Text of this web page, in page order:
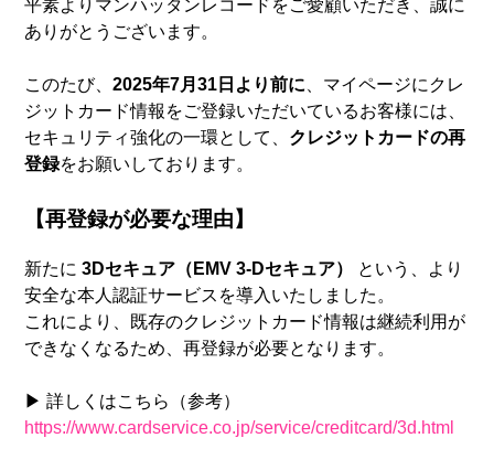
平素よりマンハッタンレコードをご愛顧いただき、誠に
ありがとうございます。
このたび、 2025年7月31日より前に 、マイページにクレ
ジットカード情報をご登録いただいているお客様には、
セキュリティ強化の一環として、 クレジットカードの再
登録をお願いしております。
【再登録が必要な理由】
新たに 3Dセキュア（EMV 3-Dセキュア）
という、より
安全な本人認証サービスを導入いたしました。
これにより、既存のクレジットカード情報は継続利用が
できなくなるため、再登録が必要となります。
▶ 詳しくはこちら（参考）
https://www.cardservice.co.jp/service/creditcard/3d.html